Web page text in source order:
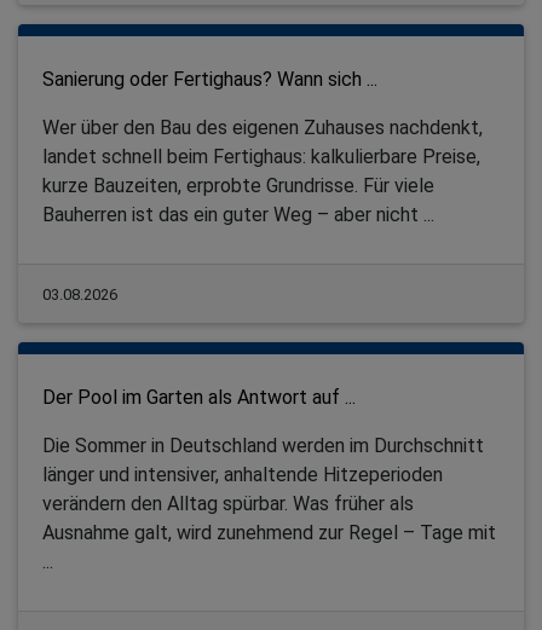
Sanierung oder Fertighaus? Wann sich ...
Wer über den Bau des eigenen Zuhauses nachdenkt,
landet schnell beim Fertighaus: kalkulierbare Preise,
kurze Bauzeiten, erprobte Grundrisse. Für viele
Bauherren ist das ein guter Weg – aber nicht ...
03.08.2026
Der Pool im Garten als Antwort auf ...
Die Sommer in Deutschland werden im Durchschnitt
länger und intensiver, anhaltende Hitzeperioden
verändern den Alltag spürbar. Was früher als
Ausnahme galt, wird zunehmend zur Regel – Tage mit